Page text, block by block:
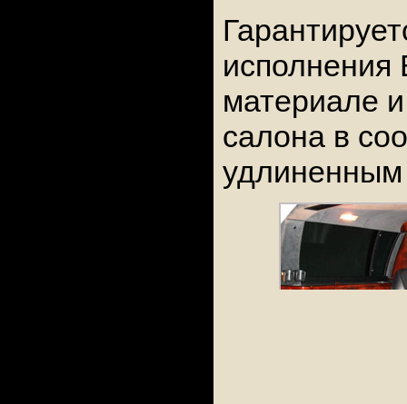
исполнения
материале
салона в
удлиненным